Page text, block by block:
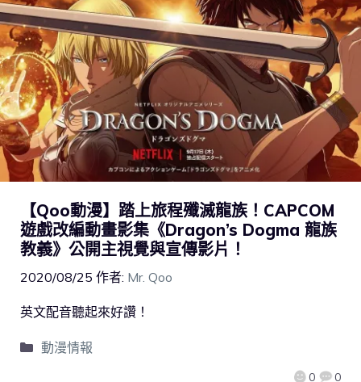
【Qoo動漫】踏上旅程殲滅龍族！CAPCOM
遊戲改編動畫影集《Dragon’s Dogma 龍族
教義》公開主視覺與宣傳影片！
2020/08/25 作者: Mr. Qoo
0 0
英文配音聽起來好讚！
動漫情報